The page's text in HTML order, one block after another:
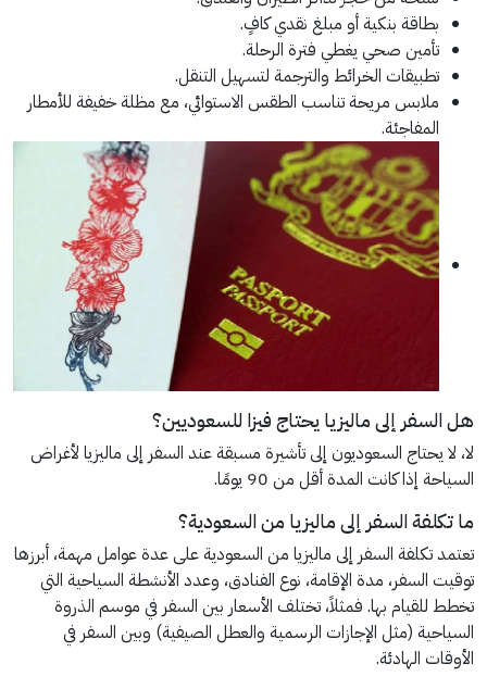
بطاقة بنكية أو مبلغ نقدي كافٍ.
تأمين صحي يغطي فترة الرحلة.
تطبيقات الخرائط والترجمة لتسهيل التنقل.
ملابس مريحة تناسب الطقس الاستوائي، مع مظلة خفيفة للأمطار
المفاجئة.
هل السفر إلى ماليزيا يحتاج فيزا للسعوديين؟
لا، لا يحتاج السعوديون إلى تأشيرة مسبقة عند السفر إلى ماليزيا لأغراض
السياحة إذا كانت المدة أقل من 90 يومًا.
ما تكلفة السفر إلى ماليزيا من السعودية؟
تعتمد تكلفة السفر إلى ماليزيا من السعودية على عدة عوامل مهمة، أبرزها
توقيت السفر، مدة الإقامة، نوع الفنادق، وعدد الأنشطة السياحية التي
تخطط للقيام بها. فمثلاً، تختلف الأسعار بين السفر في موسم الذروة
السياحية (مثل الإجازات الرسمية والعطل الصيفية) وبين السفر في
الأوقات الهادئة.